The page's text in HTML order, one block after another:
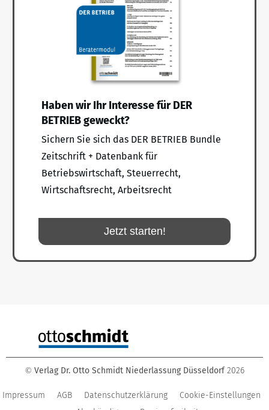
Haben wir Ihr Interesse für DER
BETRIEB geweckt?
Sichern Sie sich das DER BETRIEB Bundle
Zeitschrift + Datenbank für
Betriebswirtschaft, Steuerrecht,
Wirtschaftsrecht, Arbeitsrecht
Jetzt starten!
© Verlag Dr. Otto Schmidt Niederlassung Düsseldorf 2026
Impressum AGB Datenschutzerklärung
Cookie-Einstellungen